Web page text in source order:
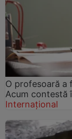
O profesoară a
Acum contestă
Internațional